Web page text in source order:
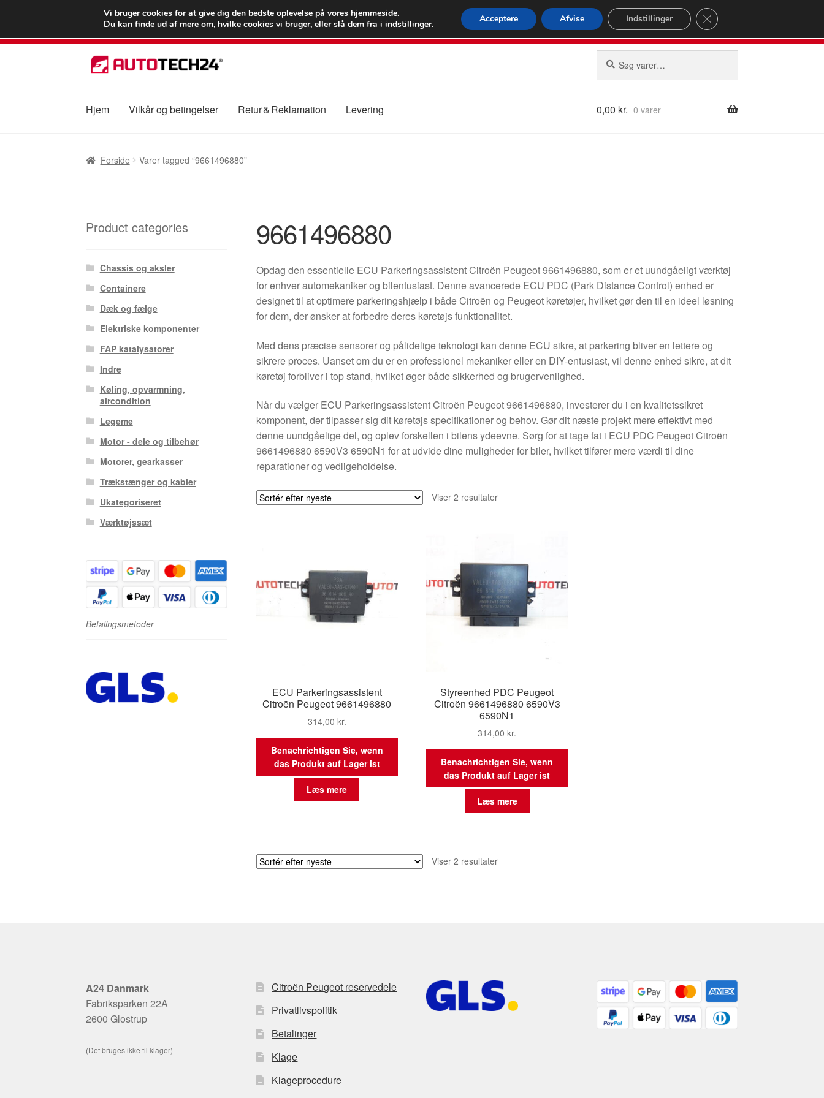
LEVERING fra 55 kr.
FEDEX verdensomspændende forsendelse
80 82 72 02Man-fre 9-16
Spring
til
Spring
til
efter:
Hjem Vilkår og betingelser Retur & Reklamation Levering 0,00 kr. 0 varer
Forside Varer tagged “9661496880”
9661496880
Opdag den essentielle ECU Parkeringsassistent Citroën Peugeot 9661496880, som er et uundgåeligt værktøj
for enhver automekaniker og bilentusiast. Denne avancerede ECU PDC (Park Distance Control) enhed er
designet til at optimere parkeringshjælp i både Citroën og Peugeot køretøjer, hvilket gør den til en ideel løsning
for dem, der ønsker at forbedre deres køretøjs funktionalitet.
Med dens præcise sensorer og pålidelige teknologi kan denne ECU sikre, at parkering bliver en lettere og
sikrere proces. Uanset om du er en professionel mekaniker eller en DIY-entusiast, vil denne enhed sikre, at dit
køretøj forbliver i top stand, hvilket øger både sikkerhed og brugervenlighed.
Når du vælger ECU Parkeringsassistent Citroën Peugeot 9661496880, investerer du i en kvalitetssikret
komponent, der tilpasser sig dit køretøjs specifikationer og behov. Gør dit næste projekt mere effektivt med
denne uundgåelige del, og oplev forskellen i bilens ydeevne. Sørg for at tage fat i ECU PDC Peugeot Citroën
9661496880 6590V3 6590N1 for at udvide dine muligheder for biler, hvilket tilfører mere værdi til dine
reparationer og vedligeholdelse.
Viser 2 resultaterSorteret
ECU Parkeringsassistent
Citroën Peugeot 9661496880
314,00 kr.
Benachrichtigen Sie, wenn
das Produkt auf Lager ist
Læs mere
Styreenhed PDC Peugeot
Citroën 9661496880 6590V3
6590N1
314,00kr.
Benachrichtigen Sie, wenn
das Produkt auf Lager ist
Læs mere
Viser 2 resultaterSorteret
Product categories
Chassis og aksler
Containere
Dæk og fælge
Elektriske komponenter
FAP katalysatorer
Indre
Køling, opvarmning,
aircondition
Legeme
Motor - dele og tilbehør
Motorer, gearkasser
Trækstænger og kabler
Ukategoriseret
Værktøjssæt
Betalingsmetoder
A24 Danmark
Fabriksparken 22A
2600 Glostrup
(Det bruges ikke til klager)
Citroën Peugeot reservedele
Privatlivspolitik
Betalinger
Klage
Klageprocedure
Vi bruger cookies for at give dig den bedste oplevelse på vores hjemmeside.
Du kan finde ud af mere om, hvilke cookies vi bruger, eller slå dem fra iindstillinger. Acceptere Afvise Indstillinger Close GDPR Cookie Banner